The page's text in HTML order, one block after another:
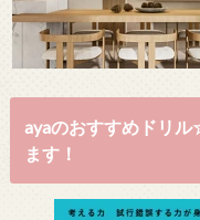
ayaのおすすめドリ
ます！